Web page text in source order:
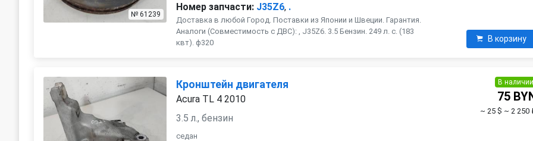
№ 61239
Номер запчасти: J35Z6, .
Доставка в любой Город. Поставки из Японии и Швеции. Гарантия.
Аналоги (Совместимость с ДВС): , J35Z6. 3.5 Бензин. 249 л. с. (183
квт). ф320
В корзину
Кронштейн двигателя
Acura TL 4 2010
3.5 л., бензин
седан
В наличии
75
~ 25 $ ~ 2 250